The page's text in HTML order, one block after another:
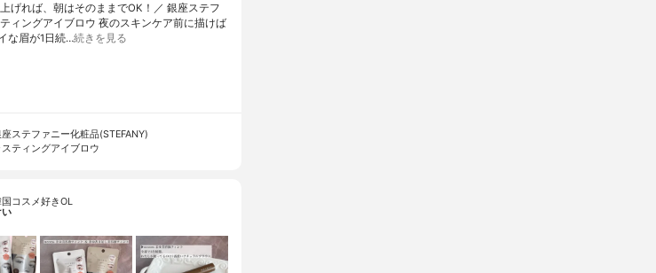
げれば、朝はそのままでOK！／ 銀座ステフ
ィングアイブロウ 夜のスキンケア前に描けば
な眉が1日続…続きを見る
ステファニー化粧品(STEFANY)
スティングアイブロウ
国コスメ好きOL
い